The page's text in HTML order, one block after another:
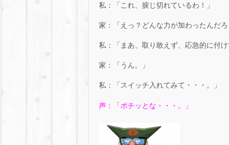
私：「これ、捩じ切れているわ！」
家：「えっ？どんな力が加わったんだろ
私：「まあ、取り敢えず、応急的に付け
家：「うん。」
私：「スイッチ入れてみて・・・。」
声：「ポチッとな・・・。」